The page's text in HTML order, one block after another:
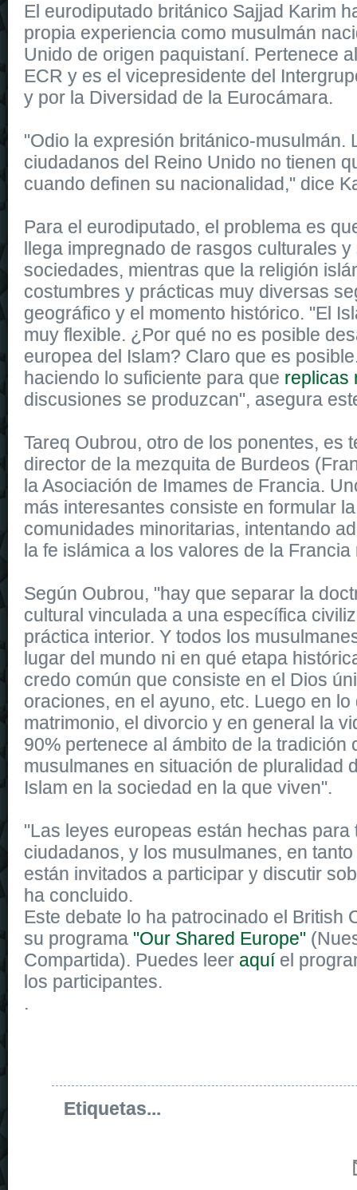
El eurodiputado británico Sajjad Karim
propia experiencia como musulmán
Unido de origen paquistaní. Pertenece
ECR y es el vicepresidente del
y por la Diversidad de la Eurocámara.
"Odio la expresión británico-musulmán.
ciudadanos del Reino Unido no tienen
cuando definen su nacionalidad," dice
Para el eurodiputado, el problema es
llega impregnado de rasgos culturales
sociedades, mientras que la religión
costumbres y prácticas muy diversas
geográfico y el momento histórico. "El
muy flexible. ¿Por qué no es posible
europea del Islam? Claro que es
haciendo lo suficiente para que replicas
discusiones se produzcan", asegura
Tareq Oubrou, otro de los ponentes, es
director de la mezquita de Burdeos
la Asociación de Imames de Francia.
más interesantes consiste en formular
comunidades minoritarias, intentando
la fe islámica a los valores de la
Según Oubrou, "hay que separar la
cultural vinculada a una específica
práctica interior. Y todos los
lugar del mundo ni en qué etapa
credo común que consiste en el Dios
oraciones, en el ayuno, etc. Luego en
matrimonio, el divorcio y en general la
90% pertenece al ámbito de la tradición
musulmanes en situación de pluralidad
Islam en la sociedad en la que viven".
"Las leyes europeas están hechas para
ciudadanos, y los musulmanes, en
están invitados a participar y discutir
ha concluido.
Este debate lo ha patrocinado el British
su programa "Our Shared Europe"
Compartida). Puedes leer aquíel
los participantes.
.
Etiquetas...